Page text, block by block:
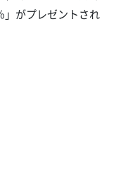
」がプレゼントされ